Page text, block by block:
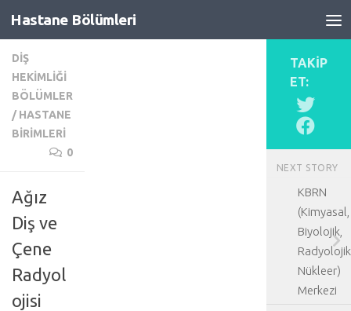
Skip to content
Hastane Bölümleri
DIŞ
HEKIMLIĞI
BÖLÜMLER
/ HASTANE
BIRIMLERI
0
Ağız
Diş ve
Çene
Radyol
ojisi
TAKIP
ET:
NEXT STORY
KBRN
(Kimyasal,
Biyolojik,
Nükleer)
Merkezi